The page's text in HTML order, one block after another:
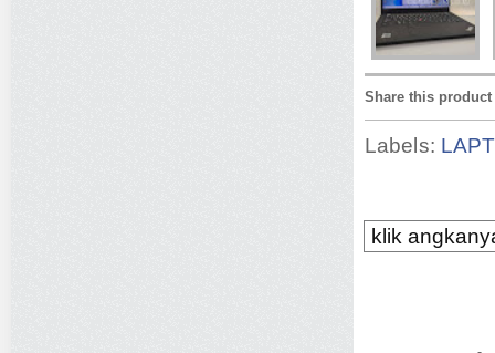
Share this product
Labels:
klik